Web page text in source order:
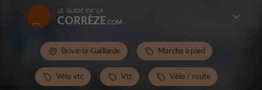
LE GUIDE DE LA
CORRÈZE
Brive-la-Gaillarde Marche à pied
Vélo vtc Vtt Vélo / route